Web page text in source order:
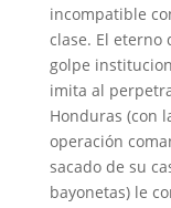
incompatible
clase. El eterno
golpe
imita al
Honduras (con
operación
sacado de su
bayonetas) le